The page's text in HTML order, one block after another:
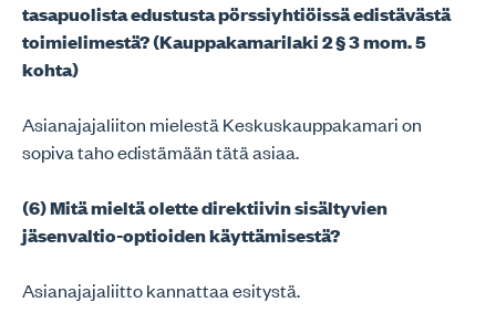
tasapuolista edustusta pörssiyhtiöissä edistävästä
toimielimestä? (Kauppakamarilaki 2 § 3 mom. 5
kohta)
Asianajajaliiton mielestä Keskuskauppakamari on
sopiva taho edistämään tätä asiaa.
(6) Mitä mieltä olette direktiivin sisältyvien
jäsenvaltio-optioiden käyttämisestä?
Asianajajaliitto kannattaa esitystä.